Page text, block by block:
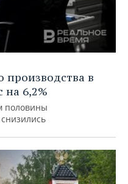
в
на 6,2%
половины